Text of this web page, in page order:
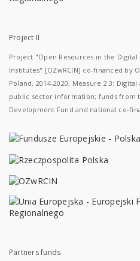
Project II
Project "Open Resources in the
Institutes" [OZwRCIN] co-financed by
Poland, 2014-2020, Measure 2.3:
public sector information; funds from
Development Fund and national co-
Partners funds